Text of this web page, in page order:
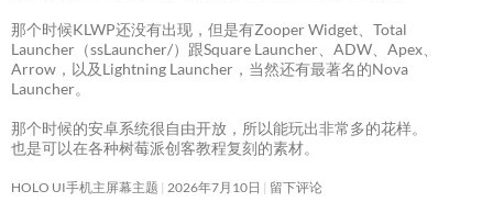
那个时候KLWP还没有出现，但是有Zooper Widget、Total
Launcher（ssLauncher/）跟Square Launcher、ADW、Apex、
Arrow，以及Lightning Launcher，当然还有最著名的Nova
Launcher。
那个时候的安卓系统很自由开放，所以能玩出非常多的花样。
也是可以在各种树莓派创客教程复刻的素材。
HOLO UI手机主屏幕主题 2026年7月10日 留下评论